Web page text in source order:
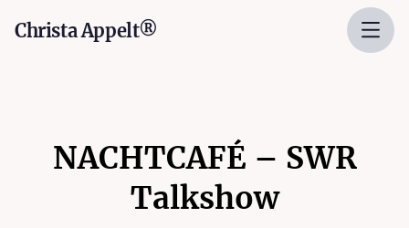
Christa Appelt®
NACHTCAFÉ – SWR
Talkshow